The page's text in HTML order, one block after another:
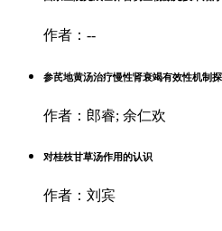
作者：--
参芪地黄汤治疗慢性肾衰竭有效性机制
作者：郎睿; 余仁欢
对桂枝甘草汤作用的认识
作者：刘宾